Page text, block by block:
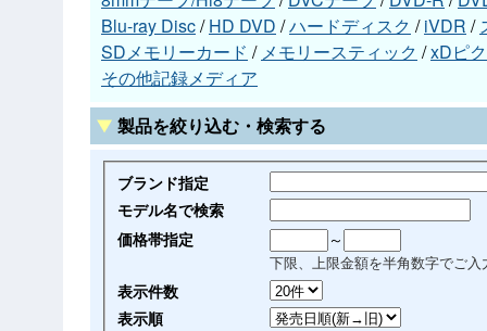
Blu-ray Disc/HD DVD /ハードディスク /iVDR /
SDメモリーカード / メモリースティック /xDピ
その他記録メディア
製品を絞り込む・検索する
ブランド指定
モデル名で検索
価格帯指定
～
下限、上限金額を半角数字でご入
表示件数
表示順